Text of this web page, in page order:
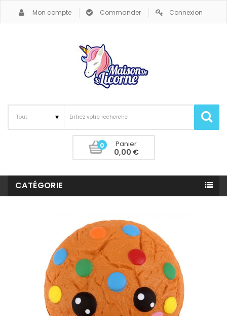
Mon compte Commander Connexion
Panier
0
0,00 €
CATÉGORIE